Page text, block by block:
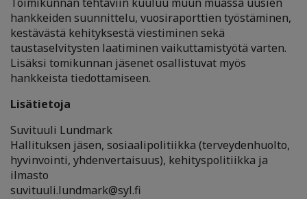
hankkeiden suunnittelu, vuosiraporttien työstäminen,
kestävästä kehityksestä viestiminen sekä
taustaselvitysten laatiminen vaikuttamistyötä varten.
Lisäksi tomikunnan jäsenet osallistuvat myös
hankkeista tiedottamiseen.
Lisätietoja
Suvituuli Lundmark
Hallituksen jäsen, sosiaalipolitiikka (terveydenhuolto,
hyvinvointi, yhdenvertaisuus), kehityspolitiikka ja
ilmasto
suvituuli.lundmark@syl.fi